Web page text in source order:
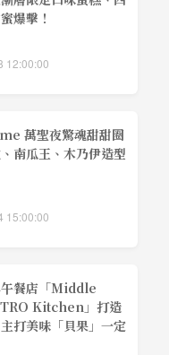
爆擊！
12:00:00
萬聖夜驚魂甜甜圈
南瓜王、木乃伊造型
15:00:00
餐店「Middle
Kitchen」打造
打美味「貝果」一定